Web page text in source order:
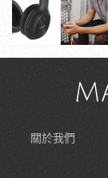
關於我們